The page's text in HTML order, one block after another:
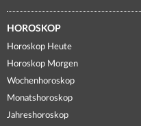
HOROSKOP
Horoskop Heute
Horoskop Morgen
Wochenhoroskop
Monatshoroskop
Jahreshoroskop